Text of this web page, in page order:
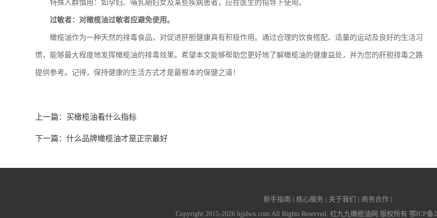
特殊人群慎用：如孕妇、哺乳期妇女及某些疾病患者，应在医生的指导下使用。
过敏者：对橄榄油过敏者应避免使用。
橄榄油作为一种天然的排毒食品，对促进肝胆健康具有积极作用。通过合理的饮食搭配、适量的运动及良好的生活习
惯，能够最大程度地发挥橄榄油的排毒效果。希望本文能够帮助您更好地了解橄榄油的健康益处，并为您的肝胆排毒之路
提供参考。记得，保持健康的生活方式才是最根本的保健之道！
上一篇： 买橄榄油看什么指标
下一篇： 什么品牌橄榄油才是正宗最好
新手指南 | 核心服务 | 关于我们 | 商务合作 |
Copyright 2015-2026 hjjdwx.com All Rights Reserved. 红九九橄榄油网 版权所有 鄂ICP备